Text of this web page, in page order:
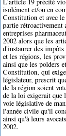
isolément et/ou en
Constitution et avec
partie
entreprises
2002 alors que les
d'instaurer des
et les régions, les
ainsi que les polders
Constitution, qui
législateur, prescrit
de la région soient
de la loi exigerait que
voie législative de
l'année civile qu'il
ainsi qu'à leurs
2002.